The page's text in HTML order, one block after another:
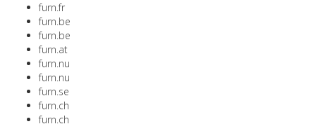
furn.fr
furn.be
furn.be
furn.at
furn.nu
furn.nu
furn.se
furn.ch
furn.ch